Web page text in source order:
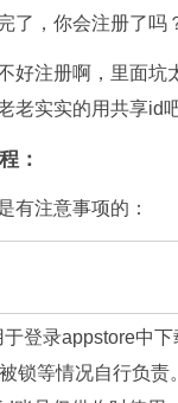
了，你会注册了吗
好注册啊，里面
老实实的用共享id吧
：
有注意事项的：
登录appstore中
锁等情况自行负责。